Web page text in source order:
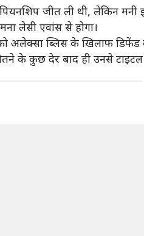
जीत ली थी, लेकिन
लेसी एवांस से होगा।
अलेक्सा ब्लिस के खिलाफ डिफेंड
के कुछ देर बाद ही उनसे टाइटल